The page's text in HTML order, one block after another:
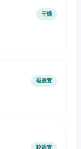
干燥
极适宜
较适宜